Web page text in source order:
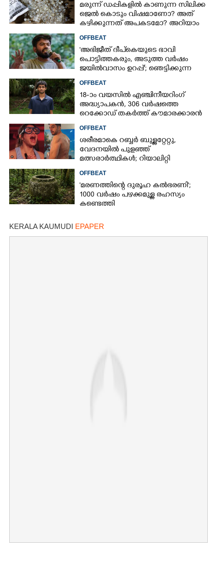
മരുന്ന് ഡപ്പികളിൽ കാണുന്ന സിലിക്ക
ജെൽ കൊടും വിഷമാണോ? അത്
കഴിക്കുന്നത് അപകടമോ? അറിയാം
OFFBEAT
'അഭിജീത് ദീപ്‌കെയുടെ ഭാവി
പൊട്ടിത്തകരും, അടുത്ത വർഷം
ജയിൽവാസം ഉറപ്പ്'; ഞെട്ടിക്കുന്ന
OFFBEAT
18-ാം വയസിൽ എഞ്ചിനീയറിംഗ്
അദ്ധ്യാപകൻ, 306 വർഷത്തെ
റെക്കോഡ് തകർത്ത് കൗമാരക്കാരൻ
OFFBEAT
ശരീരമാകെ റബ്ബർ ബുള്ളറ്റേറ്റു,
വേദനയിൽ പുളഞ്ഞ്
മത്സരാർത്ഥികൾ; റിയാലിറ്റി
OFFBEAT
'മരണത്തിന്റെ ദുരൂഹ കൽഭരണി';
1000 വർഷം പഴക്കമുള്ള രഹസ്യം
കണ്ടെത്തി
KERALA KAUMUDI EPAPER